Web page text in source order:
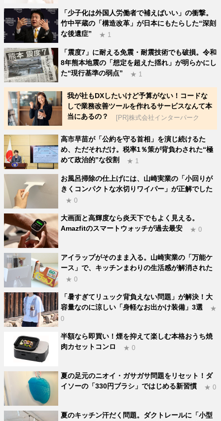
「少子化は外国人労働者で補えばいい」の衝撃。
竹中平蔵の「構造改革」が日本にもたらした“深刻
な後遺症”
★ 1
「震度7」に耐える免震・耐震技術でも破損。令和
8年熊本地震の「想定を超えた揺れ」が明らかにし
た“現行基準の弱点”
★ 1
我が社もDXしたいけど予算がない！コードな
しで業務改善ツールを作れるサービスなんて本
当にあるの？
[PR]株式会社インターパーク
高市早苗が「公約を守る首相」を演じ続けるた
め、ただそれだけ。税率1％策が背負わされた“極
めて政治的”な役割
★ 1
お風呂掃除の仕上げには、山崎実業の「小回りが
きくコンパクトな水切りワイパー」が正解でした
★ 0
大画面と高輝度なら炎天下でもよく見える。
Amazfitのスマートウォッチが過去最安
★ 0
アイラップがそのまま入る。山崎実業の「万能ケ
ース」で、キッチンまわりの生活感が解消された
★ 0
「暑すぎてリュック背負えない問題」が解決！大
容量なのに涼しい「身軽なお出かけ装備」3選
★
0
半額なら即買い！煙を抑えて楽しむ本格おうち焼
肉カセットコンロ
★ 0
夏の足元のニオイ・ガサガサ問題をリセット！ダ
イソーの「330円ブラシ」ではじめる新習慣
★ 0
夏のキッチン汗だく問題。ダクトレールに「小型